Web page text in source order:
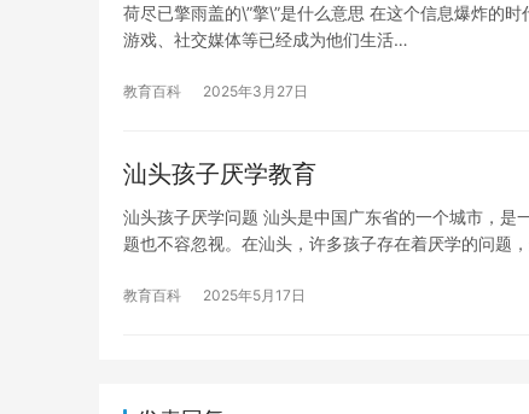
荷尽已擎雨盖的\”擎\”是什么意思 在这个信息爆炸的
游戏、社交媒体等已经成为他们生活…
教育百科 2025年3月27日
汕头孩子厌学教育
汕头孩子厌学问题 汕头是中国广东省的一个城市，
题也不容忽视。在汕头，许多孩子存在着厌学的问题
教育百科 2025年5月17日